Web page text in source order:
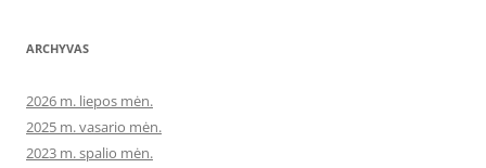
ARCHYVAS
2026 m. liepos mėn.
2025 m. vasario mėn.
2023 m. spalio mėn.